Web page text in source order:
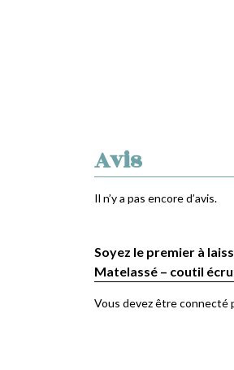
Avis
Il n’y a pas encore d’avis.
Soyez le premier à
Matelassé – coutil
Vous devez êtreconnecté